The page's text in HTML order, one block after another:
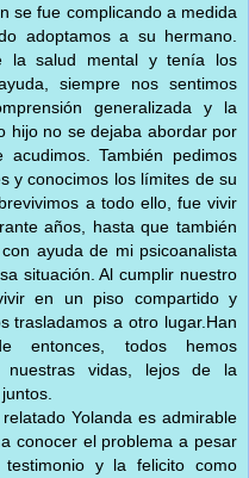
se fue complicando a medida
adoptamos a su hermano.
la salud mental y tenía los
siempre nos sentimos
generalizada y la
hijo no se dejaba abordar por
También pedimos
y conocimos los límites de su
a todo ello, fue vivir
años, hasta que también
ayuda de mi psicoanalista
situación. Al cumplir nuestro
en un piso compartido y
trasladamos a otro lugar.Han
entonces, todos hemos
nuestras vidas, lejos de la
Yolanda es admirable
conocer el problema a pesar
y la felicito como